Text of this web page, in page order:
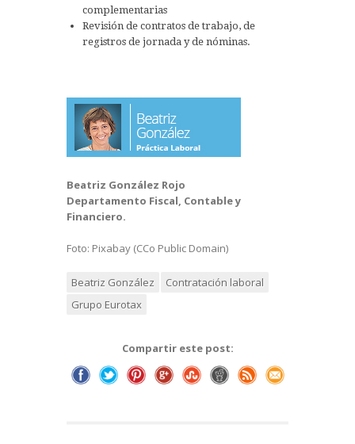
complementarias
Revisión de contratos de trabajo, de
registros de jornada y de nóminas.
Beatriz González Rojo
Departamento Fiscal, Contable y
Financiero.
Foto: Pixabay (CCo Public Domain)
Beatriz González
Contratación laboral
Grupo Eurotax
Compartir este post: